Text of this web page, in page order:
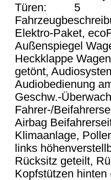
Türen: 5
Elektro-Paket,
Außenspiegel
Heckklappe
getönt,
Audiobedienung
Geschw.-
Fahrer-/
Airbag
Klimaanlage,
links
Rücksitz geteilt,
Kopfstützen